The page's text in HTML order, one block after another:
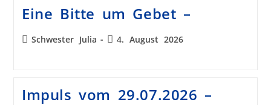
Eine Bitte um Gebet –
Schwester Julia 4. August 2026
Impuls vom 29.07.2026 –